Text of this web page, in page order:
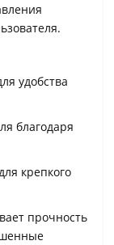
удобства
благодаря
крепкого
прочность